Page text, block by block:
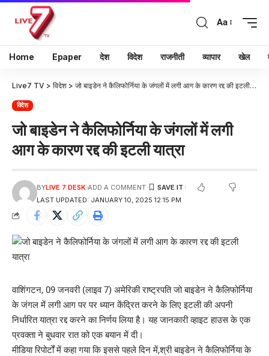
Aa
Home Epaper देश विदेश राजनीती व्यापार खेल
Live7 TV > विदेश > जो बाइडेन ने कैलिफोर्निया के जंगलों में लगी आग के कारण रद्द की इटली यात्रा
विदेश
जो बाइडेन ने कैलिफोर्निया के जंगलों में लगी
आग के कारण रद्द की इटली यात्रा
LAST UPDATED: JANUARY 10, 2025 12:15 PM
BYLIVE 7 DESK ADD A COMMENT
वाशिंगटन, 09 जनवरी (लाइव 7) अमेरिकी राष्ट्रपति जो बाइडेन ने कैलिफोर्निया
के जंगल में लगी आग पर पर ध्यान केंद्रित करने के लिए इटली की अपनी
निर्धारित यात्रा रद्द करने का निर्णय लिया है। यह जानकारी व्हाइट हाउस के एक
प्रवक्ता ने बुधवार रात को एक बयान में दी।
मीडिया रिपोर्टों में कहा गया कि इससे पहले दिन में,श्री बाइडेन ने कैलिफोर्निया के